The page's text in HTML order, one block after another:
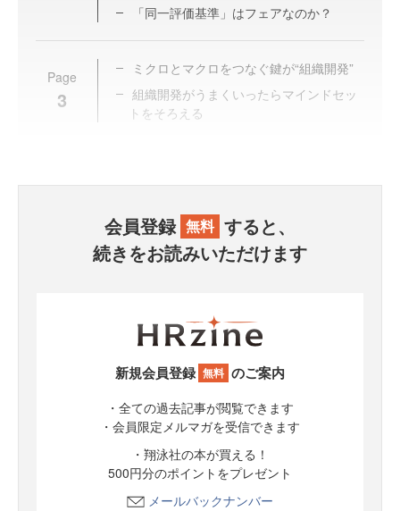
「同一評価基準」はフェアなのか？
Page
3
ミクロとマクロをつなぐ鍵が“組織開発”
組織開発がうまくいったらマインドセッ
トをそろえる
会員登録 無料 すると、
続きをお読みいただけます
新規会員登録 無料 のご案内
・全ての過去記事が閲覧できます
・会員限定メルマガを受信できます
・翔泳社の本が買える！
500円分のポイントをプレゼント
メールバックナンバー